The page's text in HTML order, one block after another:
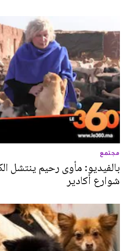
مجتمع
بالفيديو: مأوى رحيم ينتشل
شوارع أكادير